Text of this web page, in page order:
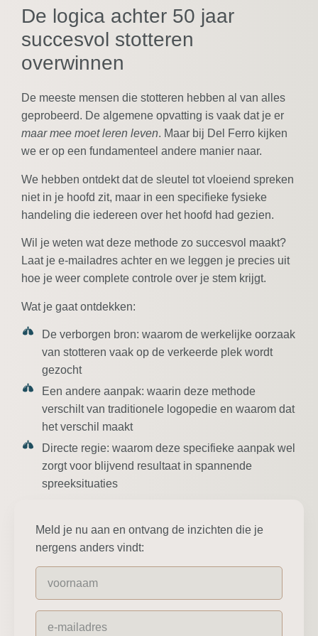
De logica achter 50 jaar
succesvol stotteren
overwinnen
De meeste mensen die stotteren hebben al van alles
geprobeerd. De algemene opvatting is vaak dat je er
maar mee moet leren leven. Maar bij Del Ferro kijken
we er op een fundamenteel andere manier naar.
We hebben ontdekt dat de sleutel tot vloeiend spreken
niet in je hoofd zit, maar in een specifieke fysieke
handeling die iedereen over het hoofd had gezien.
Wil je weten wat deze methode zo succesvol maakt?
Laat je e-mailadres achter en we leggen je precies uit
hoe je weer complete controle over je stem krijgt.
Wat je gaat ontdekken:
De verborgen bron: waarom de werkelijke oorzaak
van stotteren vaak op de verkeerde plek wordt
gezocht
Een andere aanpak: waarin deze methode
verschilt van traditionele logopedie en waarom dat
het verschil maakt
Directe regie: waarom deze specifieke aanpak wel
zorgt voor blijvend resultaat in spannende
spreeksituaties
Meld je nu aan en ontvang de inzichten die je
nergens anders vindt: